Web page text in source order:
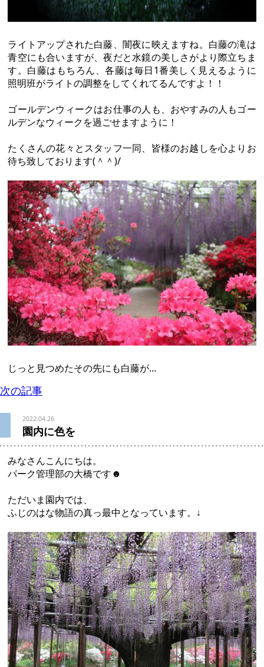
ライトアップされた白藤、闇夜に映えますね。白藤の滝は
青空にも合いますが、夜だと水鏡の美しさがより際立ちま
す。白藤はもちろん、各藤は毎日1番美しく見えるように
照明班がライトの調整をしてくれてるんですよ！！
ゴールデンウィークはお仕事の人も、おやすみの人もゴー
ルデンなウィークを過ごせますように！
たくさんの花々とスタッフ一同、皆様のお越しを心よりお
待ち致しております(＾＾)/
じっと見つめたその先にも白藤が…
次の記事
2022.04.26
園内に色を
みなさんこんにちは。
パーク管理部の大橋です☻
ただいま園内では、
ふじのはな物語の真っ最中となっています。↓